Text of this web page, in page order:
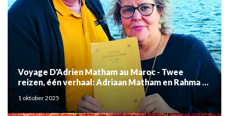
Voyage D'Adrien Matham au Maroc - Twee
reizen, één verhaal: Adriaan Matham en Rahma el
Mouden
1 oktober 2025